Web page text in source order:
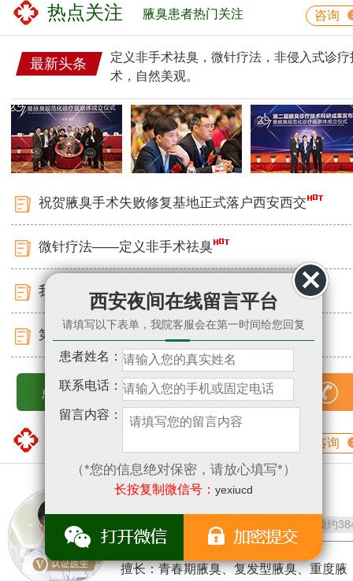
西安夜间在线留言平台
请填写以下表单，我院客服会在第一时间给您回复
患者姓名：
联系电话：
留言内容：
（*您的信息绝对保密，请放心填写*）
长按复制微信号： yexiucd
热点关注 腋臭患者热门关注 咨询
最新头条
定义非手术祛臭，微针疗法，非侵入式诊疗
术，自然美观。
祝贺腋臭手术失败修复基地正式落户西安西交
微针疗法——定义非手术祛臭
我院应邀出席第二届腋臭诊疗科研峰会
第二届腋臭临床康复成果展圆满落幕
点击查看更多 15529351809
咨询
董永刚 / 腋臭科医生
预约
擅长：青春期腋臭、复发型腋臭、重度腋